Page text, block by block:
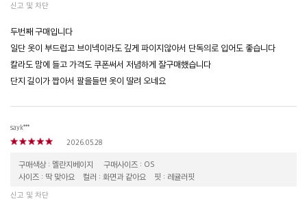
신고 및 차단
두번째 구매입니다
일단 옷이 부드럽고 브이넥이라도 깊게 파이지않아서 단독의로 입어도 좋습니다
칼라도 맘에 들고 가격도 쿠폰써서 저념하게 잘구매했습니다
단지 길이가 짭아서 팔을들면 옷이 딸려 오네요
sayk***
2026.05.28
구매색상 : 멜란지베이지
구매사이즈 : OS
사이즈 : 딱 맞아요
컬러 : 화면과 같아요 핏 : 레귤러핏
신고 및 차단